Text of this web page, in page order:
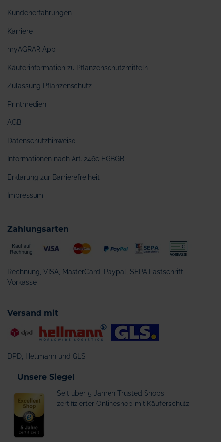
Kundenerfahrungen
Karriere
myAGRAR App
Käuferinformation zu Pflanzenschutzmitteln
Zulassung Pflanzenschutz
Printmedien
AGB
Datenschutzhinweise
Informationen nach Art. 246c EGBGB
Erklärung zur Barrierefreiheit
Impressum
Zahlungsarten
Rechnung, VISA, MasterCard, Paypal, SEPA Lastschrift,
Vorkasse
Versand mit
DPD, Hellmann und GLS
Unsere Siegel
Seit über 5 Jahren Trusted Shops
zertifizierter Onlineshop mit Käuferschutz